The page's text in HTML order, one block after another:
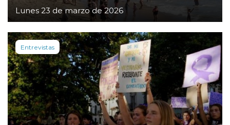
Lunes 23 de marzo de 2026
Entrevistas